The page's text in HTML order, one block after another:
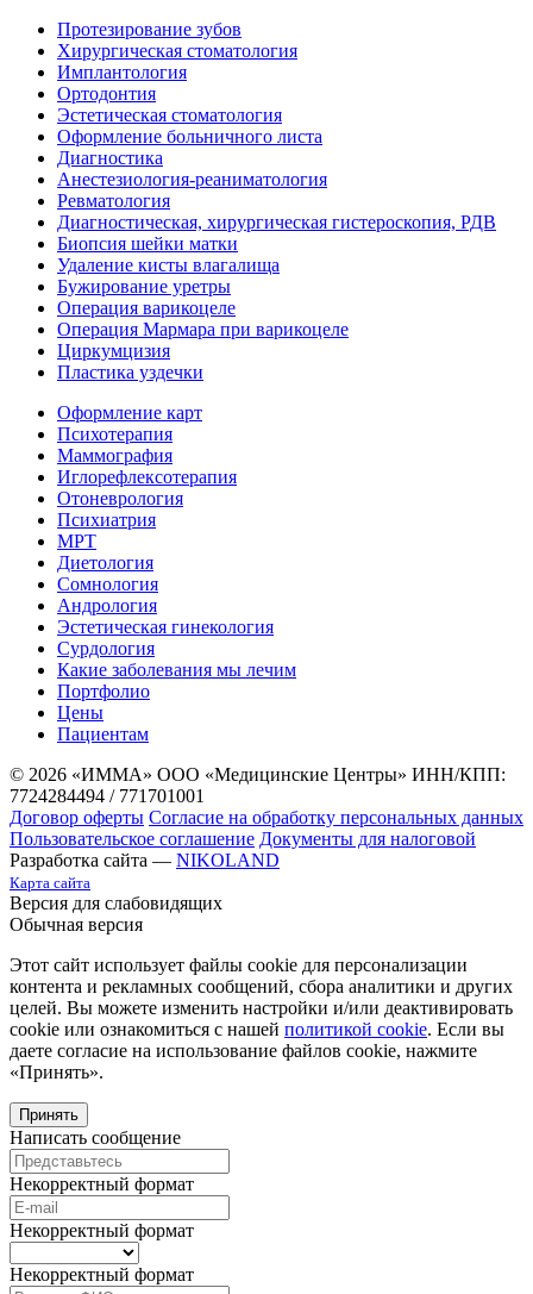
Протезирование зубов
Хирургическая стоматология
Имплантология
Ортодонтия
Эстетическая стоматология
Оформление больничного листа
Диагностика
Анестезиология-реаниматология
Ревматология
Диагностическая, хирургическая гистероскопия, РДВ
Биопсия шейки матки
Удаление кисты влагалища
Бужирование уретры
Операция варикоцеле
Операция Мармара при варикоцеле
Циркумцизия
Пластика уздечки
Оформление карт
Психотерапия
Маммография
Иглорефлексотерапия
Отоневрология
Психиатрия
МРТ
Диетология
Сомнология
Андрология
Эстетическая гинекология
Сурдология
Какие заболевания мы лечим
Портфолио
Цены
Пациентам
© 2026 «ИММА» ООО «Медицинские Центры» ИНН/КПП:
7724284494 / 771701001
Договор оферты Согласие на обработку персональных данных
Пользовательское соглашение Документы для налоговой
Разработка сайта — NIKOLAND
Карта сайта
Версия для слабовидящих
Обычная версия
Этот сайт использует файлы cookie для персонализации
контента и рекламных сообщений, сбора аналитики и других
целей. Вы можете изменить настройки и/или деактивировать
cookie или ознакомиться с нашей политикой cookie. Если вы
даете согласие на использование файлов cookie, нажмите
«Принять».
Принять
Написать сообщение
Некорректный формат
Некорректный формат
Некорректный формат